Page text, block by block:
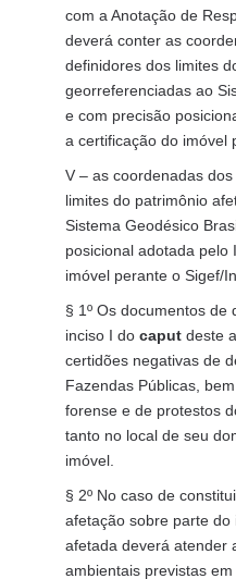
com a Anotação de
deverá conter as
definidores dos limites
georreferenciadas ao
e com precisão
a certificação do imóvel
V – as coordenadas
limites do patrimônio
Sistema Geodésico
posicional adotada pelo
imóvel perante o Sigef/
§ 1º Os documentos de
inciso I do caput deste
certidões negativas de
Fazendas Públicas,
forense e de protestos
tanto no local de seu
imóvel.
§ 2º No caso de
afetação sobre parte
afetada deverá atender
ambientais previstas em